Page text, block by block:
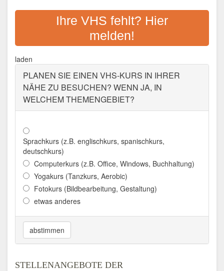
VOLKSHOCHSCHULE IM
KREIS HERFORD
Münsterkirchplatz 1, 32052 Herford
Aktualisiert: August 2021
Ihre VHS fehlt? Hier
melden!
laden
PLANEN SIE EINEN VHS-KURS IN IHRER
NÄHE ZU BESUCHEN? WENN JA, IN
WELCHEM THEMENGEBIET?
Sprachkurs (z.B. englischkurs, spanischkurs,
deutschkurs)
Computerkurs (z.B. Office, Windows, Buchhaltung)
Yogakurs (Tanzkurs, Aerobic)
Fotokurs (Bildbearbeitung, Gestaltung)
etwas anderes
abstimmen
STELLENANGEBOTE DER